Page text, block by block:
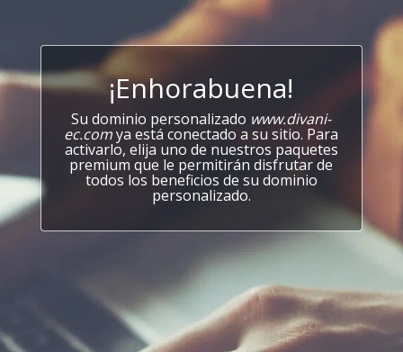
¡Enhorabuena!
Su dominio personalizado www.divani-
ec.comya está conectado a su sitio. Para
activarlo, elija uno de nuestros paquetes
premium que le permitirán disfrutar de
todos los beneficios de su dominio
personalizado.